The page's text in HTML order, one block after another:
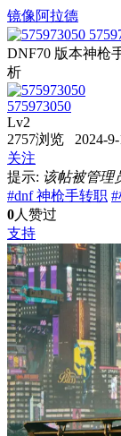
镜像阿拉德
DNF70 版本神枪
析
575973050
Lv2
2757浏览 2024-9-
关注
提示: 该帖被管理
#dnf 神枪手转职
0人赞过
支持